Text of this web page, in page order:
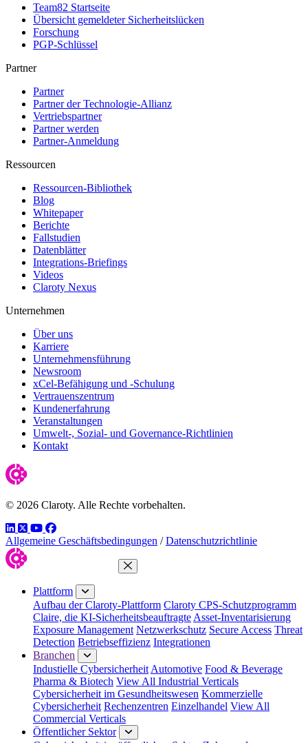
Team82 Startseite
Übersicht gemeldeter Sicherheitslücken
Forschung
PGP-Schlüssel
Partner
Partner
Partner der Technologie-Allianz
Vertriebspartner
Partner werden
Partner-Anmeldung
Ressourcen
Ressourcen-Bibliothek
Blog
Whitepaper
Berichte
Fallstudien
Datenblätter
Integrations-Briefings
Videos
Claroty Nexus
Unternehmen
Über uns
Karriere
Unternehmensführung
Newsroom
xCel-Befähigung und -Schulung
Vertrauenszentrum
Kundenerfahrung
Veranstaltungen
Umwelt-, Sozial- und Governance-Richtlinien
Kontakt
© 2026 Claroty. Alle Rechte vorbehalten.
LinkedIn
TwitterYouTube
Facebook
Allgemeine Geschäftsbedingungen / Datenschutzrichtlinie
Menü schließen
Plattform
Aufbau der Claroty-Plattform Claroty CPS-Schutzprogramm
Claire, die KI-Sicherheitsbeauftragte Asset-Inventarisierung
Exposure Management Netzwerkschutz Secure Access Threat
Detection Betriebseffizienz Integrationen
Branchen
Industielle Cybersicherheit Automotive Food & Beverage
Pharma & Biotech View All Industrial Verticals
Cybersicherheit im Gesundheitswesen Kommerzielle
Cybersicherheit Rechenzentren Einzelhandel View All
Commercial Verticals
Öffentlicher Sektor